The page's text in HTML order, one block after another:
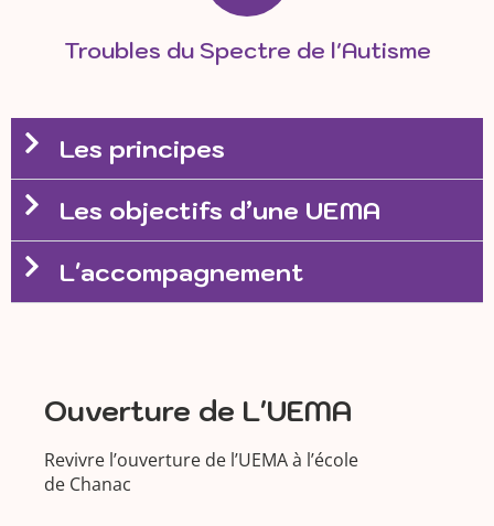
Troubles du Spectre de l'Autisme
Les principes
Les objectifs d’une UEMA
L'accompagnement
Ouverture de L'UEMA
Revivre l’ouverture de l’UEMA à l’école
de Chanac